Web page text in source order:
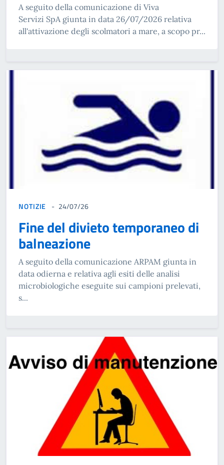
A seguito della comunicazione di Viva
Servizi SpA giunta in data 26/07/2026 relativa
all'attivazione degli scolmatori a mare, a scopo pr...
NOTIZIE 24/07/26
Fine del divieto temporaneo di
balneazione
A seguito della comunicazione ARPAM giunta in
data odierna e relativa agli esiti delle analisi
microbiologiche eseguite sui campioni prelevati,
s...